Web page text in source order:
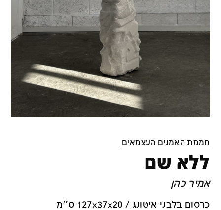
חממת האמנים העצמאים
ללא שם
אמיר כהן
כרסום בלבני איטונג / 127x37x20 ס''מ